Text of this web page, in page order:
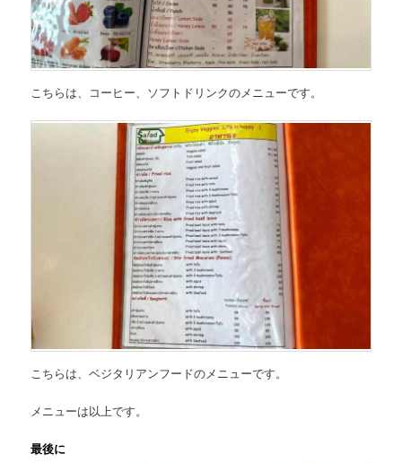
こちらは、 コーヒー、ソフトドリンクのメニューです。
こちらは、ベジタリアンフードのメニューです。
メニューは以上です。
最後に